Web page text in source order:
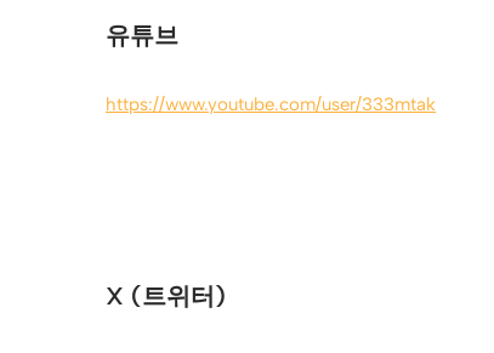
유튜브
https://www.youtube.com/user/333mtak
X (트위터)